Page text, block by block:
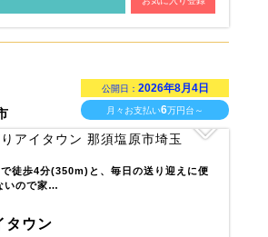
公開日： 2026年8月4日
月々お支払い6万円台～
徒歩4分(350m)と、毎日の送り迎えに便
いので家…
タウン